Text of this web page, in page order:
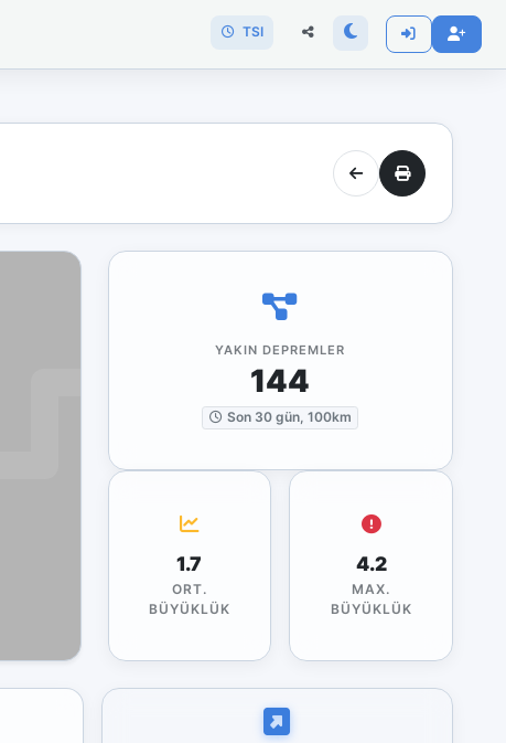
TSI
YAKIN DEPREMLER
144
Son 30 gün, 100km
1.7
ORT.
BÜYÜKLÜK
4.2
MAX.
BÜYÜKLÜK